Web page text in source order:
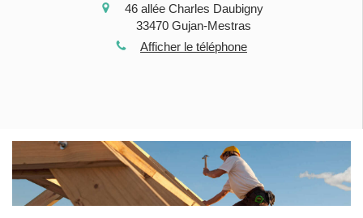
46 allée Charles Daubigny
33470 Gujan-Mestras
Afficher le téléphone